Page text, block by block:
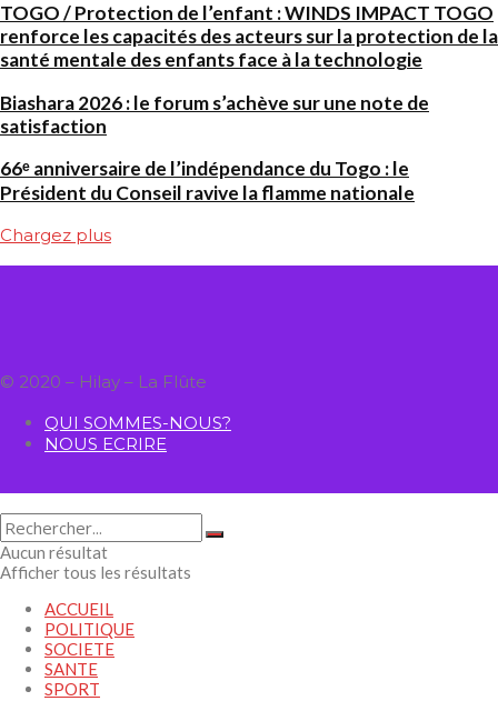
TOGO / Protection de l’enfant : WINDS IMPACT TOGO
renforce les capacités des acteurs sur la protection de la
santé mentale des enfants face à la technologie
Biashara 2026 : le forum s’achève sur une note de
satisfaction
66ᵉ anniversaire de l’indépendance du Togo : le
Président du Conseil ravive la flamme nationale
Chargez plus
© 2020 – Hilay – La Flûte
QUI SOMMES-NOUS?
NOUS ECRIRE
Aucun résultat
Afficher tous les résultats
ACCUEIL
POLITIQUE
SOCIETE
SANTE
SPORT